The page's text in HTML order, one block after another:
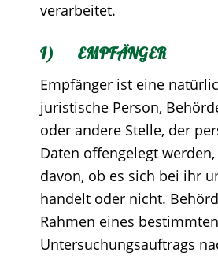
verarbeitet.
I) EMPFÄNGER
Empfänger ist eine
juristische Person,
oder andere Stelle, der
Daten offengelegt
davon, ob es sich bei ihr
handelt oder nicht.
Rahmen eines bestimmten
Untersuchungsauftrags